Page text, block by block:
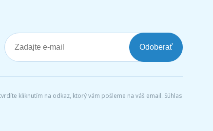
Odoberať
kliknutím na odkaz, ktorý vám pošleme na váš email. Súhlas